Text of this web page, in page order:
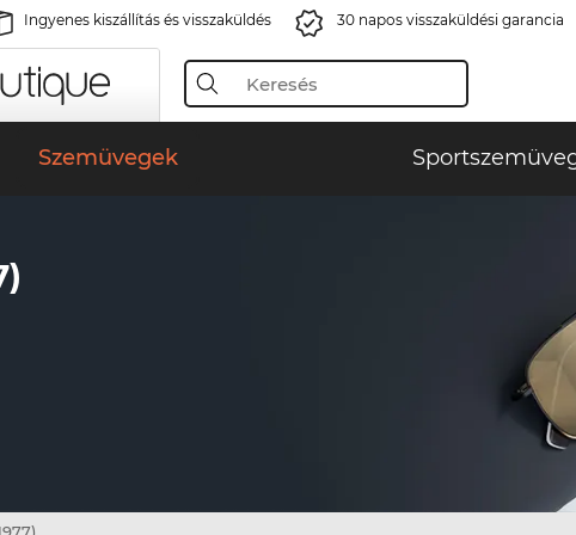
Ingyenes kiszállítás és visszaküldés 30 napos visszaküldési garancia
Szemüvegek